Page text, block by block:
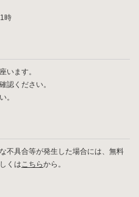
時
います。
認ください。
。
不具合等が発生した場合には、無料
くはこちらから。